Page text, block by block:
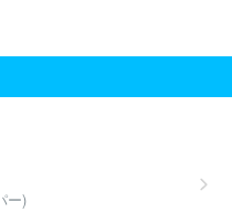
社ジャステック
株式会社第
サポート
ルパーク
株式会社ＢＲＥＸ
グリーホールディングス株式会
ー)